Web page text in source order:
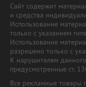
Сайт содержит
и средства
Использование
только с указанием
Использование
разрешено только с
К нарушителям
предусмотренные ст.
Все рекламные товары